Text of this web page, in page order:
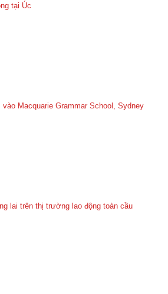
tại Úc
Macquarie Grammar School, Sydney
lai trên thị trường lao động toàn cầu